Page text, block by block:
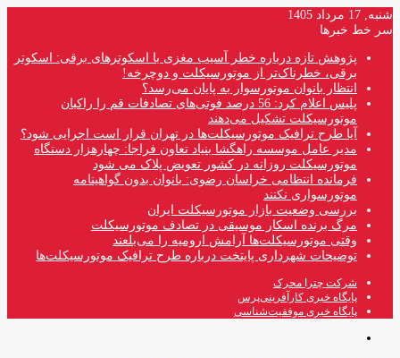
شنبه, 17 مرداد 1405
سر خط خبرها
پژوهش تازه درباره خطر آسیب مغزی با اسکوترهای برقی: اسکوتر
برقی، خطرناک‌تر از موتورسیکلت و دوچرخه!
انتظار بانوان موتورسوار به پایان می‌رسد؟
پلیس اعلام کرد: 56 درصد فوتی‌های تصادفات قم را راکبان
موتورسیکلت تشکیل می‌دهند
آیا طرح ترافیک موتورسیکلت‌ها در تهران قرار است اجرایی شود؟
مدیر عامل موسسه راهگشا بنیاد تعاون فراجا: چهارهزار دستگاه
موتورسیکلت روزانه در کشور تعویض پلاک می شود
فرمانده انتظامی خراسان رضوی: بانوان بدون گواهینامه
موتورسواری نکنند
بررسی وضعیت بازار موتورسیکلت ایران
مرگ برنده اسکار موسیقی در تصادف موتورسیکلت
وقتی موتورسیکلت‌ها آرامش ارومیه را می‌بلعند
توضیحات شهرداری پایتخت درباره طرح ترافیک موتورسیکلت‌ها
شرکت چترا محرک
پایگاه خبری کارآفرینی‌پرس
پایگاه خبری موفقیت‌شناسی